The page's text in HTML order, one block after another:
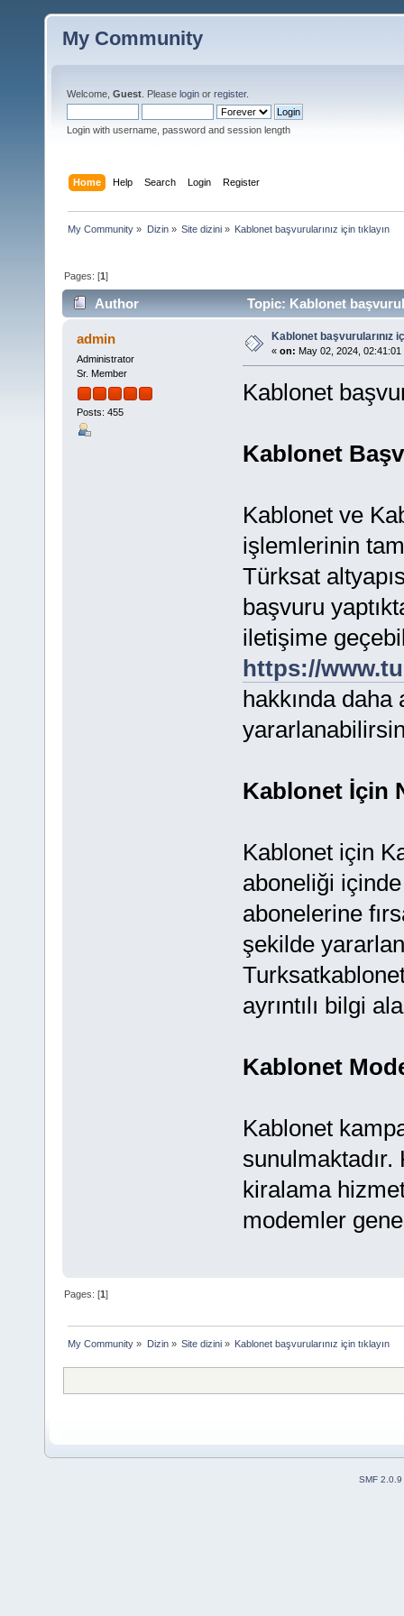
My Community
Welcome, Guest . Please login or register.
Login with username, password and session length
Home Help Search Login Register
My Community » Dizin» Site dizini» Kablonet başvurularınız için tıklayın
Pages: [1]
Author Topic: Kablonet
admin
Administrator
Sr. Member
Posts: 455
Kablonet başvurularınız
« on: May 02, 2024, 02:41:01
Kablonet
Kablonet
Kablonet ve
işlemlerinin
Türksat
başvuru
iletişime
https://
hakkında daha
Kablonet İçin
Kablonet için
aboneliği
abonelerine
şekilde
ayrıntılı bilgi
Kablonet
Kablonet
kiralama
modemler
Pages: [1]
My Community » Dizin» Site dizini» Kablonet başvurularınız için tıklayın
SMF 2.0.9